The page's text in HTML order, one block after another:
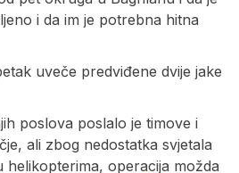
i da im je potrebna hitna
uveče predviđene dvije jake
poslova poslalo je timove i
ali zbog nedostatka svjetala
operacija možda